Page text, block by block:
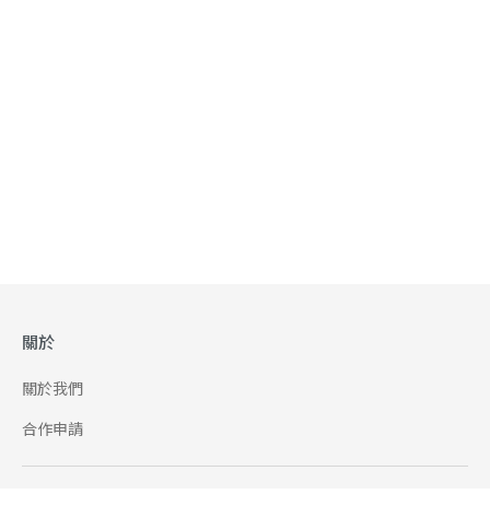
關於
關於我們
合作申請